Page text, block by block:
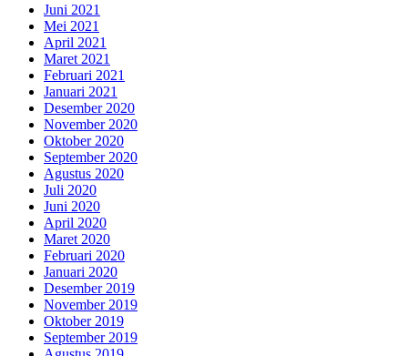
Juni 2021
Mei 2021
April 2021
Maret 2021
Februari 2021
Januari 2021
Desember 2020
November 2020
Oktober 2020
September 2020
Agustus 2020
Juli 2020
Juni 2020
April 2020
Maret 2020
Februari 2020
Januari 2020
Desember 2019
November 2019
Oktober 2019
September 2019